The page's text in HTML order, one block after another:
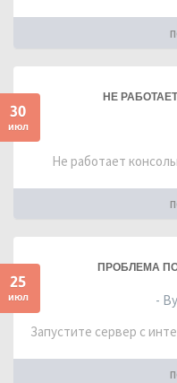
30
июл
НЕ
Не работает
25
июл
ПРОБЛЕМА
- By
Запустите сервер с